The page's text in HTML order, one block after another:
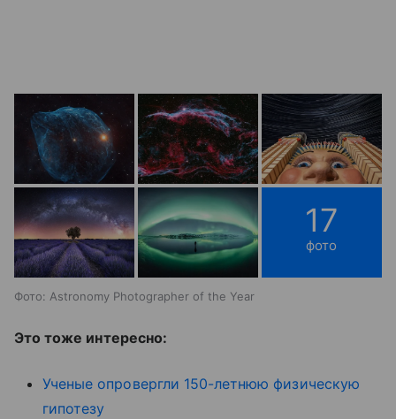
17
фото
Фото: Astronomy Photographer of the Year
Это тоже интересно:
Ученые опровергли 150-летнюю физическую
гипотезу